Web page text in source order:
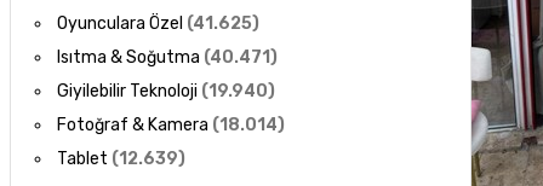
Oyunculara Özel (41.625)
Isıtma & Soğutma (40.471)
Giyilebilir Teknoloji (19.940)
Fotoğraf & Kamera (18.014)
Tablet (12.639)